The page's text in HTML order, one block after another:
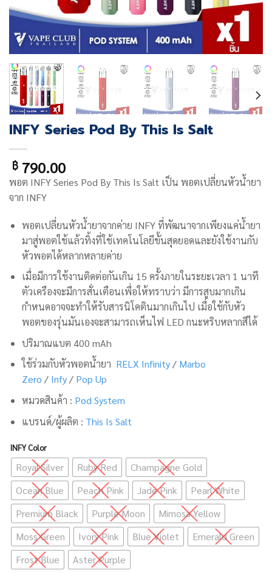
INFY Series Pod By This Is Salt
฿790.00
พอต INFY Series Pod By This Is Salt เป็น พอตเปลี่ยนหัวน้ำยา
จาก INFY
พอตเปลี่ยนหัวน้ำยาจากค่าย INFY ที่พัฒนาจากเพียงแค่น้ำยา
มาสู่พอตใช้แล้วทิ้งที่ใช้เทคโนโลยีขั้นสุดยอดและยังใช้งานกับ
หัวพอตได้หลากหลายค่าย
เมื่อมีการใช้งานติดต่อกันเกิน 15 ครั้งภายในระยะเวลา 1 นาที
ตัวเครืองจะมีการสั่นเตือนเพื่อให้ทราบว่า มีการสูบมากเกิน
กำหนดอาจจะทำให้รับสารนิโคตินมากเกินไป เมื่อใช้กับหัว
พอตของรุ่นมันเองจะสามารถเห็นไฟ LED กนะหริบหลากสีได้
ปริมาณแบต 400 mAh
ใช้ร่วมกับหัวพอตน้ำยา RELX Infinity/ Marbo
Zero / Infy/ Pop Up
หมวดสินค้า : Pod System
แบรนด์/ผู้ผลิต : This Is Salt
INFY Color
Royal Silver Ruby Red
Champagne Gold
Ocean Blue
Peach Pink Jade Pink
Pearl White
Premium Black
Purple Moon
Mimosa Yellow
Moss Green
Ivory Pink Blue Violet
Emerald Green
Frost Blue
Aster Purple